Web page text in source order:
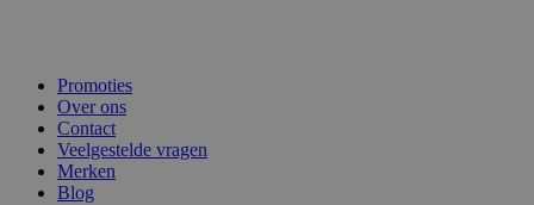
Promoties
Over ons
Contact
Veelgestelde vragen
Merken
Blog